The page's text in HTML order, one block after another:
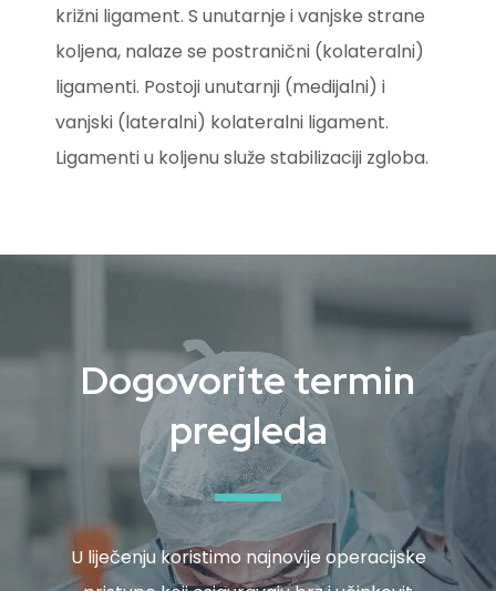
križni ligament. S unutarnje i vanjske strane
koljena, nalaze se postranični (kolateralni)
ligamenti. Postoji unutarnji (medijalni) i
vanjski (lateralni) kolateralni ligament.
Ligamenti u koljenu služe stabilizaciji zgloba.
Dogovorite termin
pregleda
U liječenju koristimo najnovije operacijske